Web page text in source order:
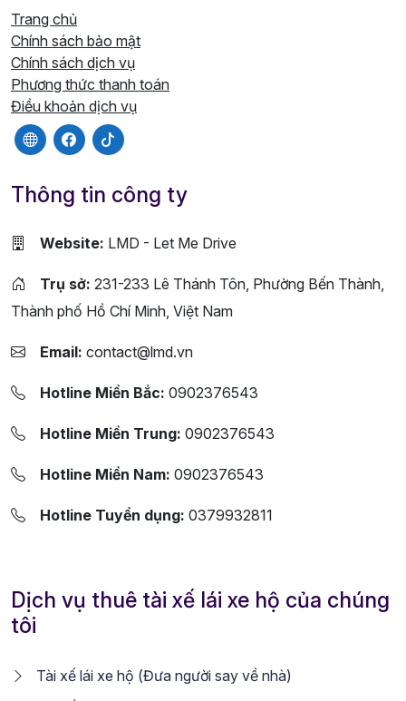
Trang chủ
Chính sách bảo mật
Chính sách dịch vụ
Phương thức thanh toán
Điều khoản dịch vụ
Thông tin công ty
Website: LMD - Let Me Drive
Trụ sở: 231-233 Lê Thánh Tôn, Phường Bến Thành,
Thành phố Hồ Chí Minh, Việt Nam
Email: contact@lmd.vn
Hotline Miền Bắc: 0902376543
Hotline Miền Trung: 0902376543
Hotline Miền Nam: 0902376543
Hotline Tuyển dụng: 0379932811
Dịch vụ thuê tài xế lái xe hộ của chúng
tôi
Tài xế lái xe hộ (Đưa người say về nhà)